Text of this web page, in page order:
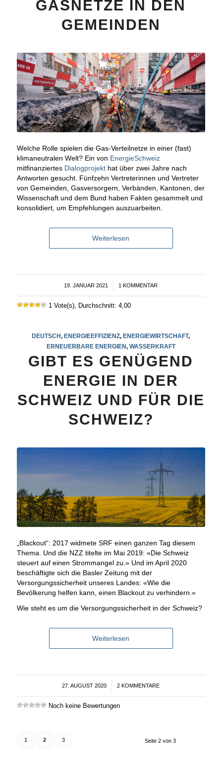
GASNETZE IN DEN
GEMEINDEN
Welche Rolle spielen die Gas-Verteilnetze in einer (fast)
klimaneutralen Welt? Ein von EnergieSchweiz
mitfinanziertes Dialogprojekthat über zwei Jahre nach
Antworten gesucht. Fünfzehn Vertreterinnen und Vertreter
von Gemeinden, Gasversorgern, Verbänden, Kantonen, der
Wissenschaft und dem Bund haben Fakten gesammelt und
konsolidiert, um Empfehlungen auszuarbeiten.
Weiterlesen
19. JANUAR 2021
/ 1 KOMMENTAR
1 Vote(s), Durchschnitt: 4,00
DEUTSCH,ENERGIEEFFIZIENZ,ENERGIEWIRTSCHAFT,
ERNEUERBARE ENERGIEN, WASSERKRAFT
GIBT ES GENÜGEND
ENERGIE IN DER
SCHWEIZ UND FÜR DIE
SCHWEIZ?
„Blackout“: 2017 widmete SRF einen ganzen Tag diesem
Thema. Und die NZZ titelte im Mai 2019: «Die Schweiz
steuert auf einen Strommangel zu.» Und im April 2020
beschäftigte sich die Basler Zeitung mit der
Versorgungssicherheit unseres Landes: «Wie die
Bevölkerung helfen kann, einen Blackout zu verhindern.»
Wie steht es um die Versorgungssicherheit in der Schweiz?
Weiterlesen
27. AUGUST 2020
/ 2 KOMMENTARE
Noch keine Bewertungen
Seite 2 von 3
1 2 3